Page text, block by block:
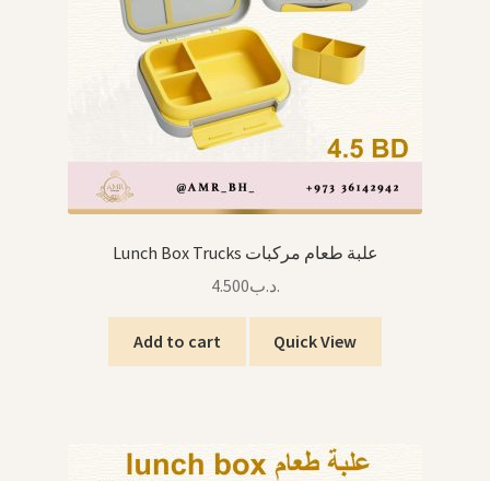
Lunch Box Trucks علبة طعام مركبات
.د.ب4.500
Add to cart Quick View